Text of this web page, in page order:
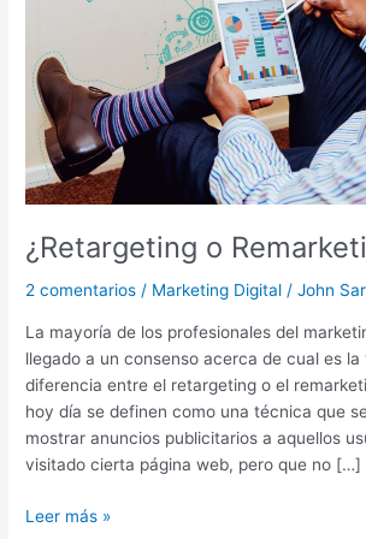
¿Retargeting o
2 comentarios / Marketing Digital /John
La mayoría de los profesionales del
llegado a un consenso acerca de cual es la
diferencia entre el retargeting o el
hoy día se definen como una técnica que
mostrar anuncios publicitarios a aquellos
visitado cierta página web, pero que no […]
Leer más »